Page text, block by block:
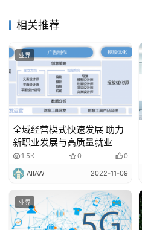
相关推荐
业界
全域经营模式快速发展 助力
新职业发展与高质量就业
1.5K 0 0
AIIAW 2022-11-09
业界